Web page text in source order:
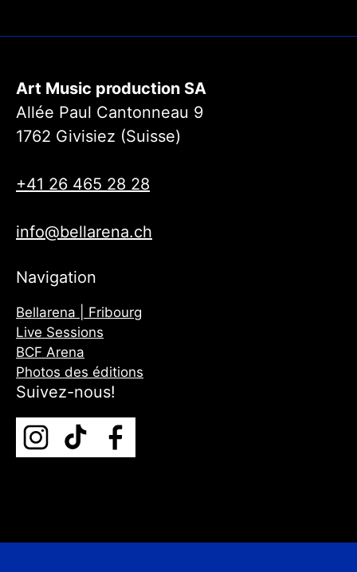
Art Music production SA
Allée Paul Cantonneau 9
1762 Givisiez (Suisse)
+41 26 465 28 28
info@bellarena.ch
Navigation
Bellarena | Fribourg
Live Sessions
BCF Arena
Photos des éditions
Suivez-nous!